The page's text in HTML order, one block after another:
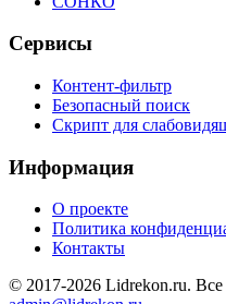
Сервисы
Контент-фильтр
Безопасный поиск
Скрипт для
Информация
О проекте
Политика
Контакты
© 2017-2026 Lidrekon.ru.